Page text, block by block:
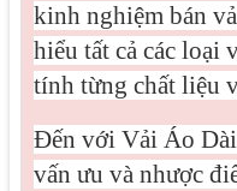
kinh nghiệm bán
hiểu tất cả các loại
tính từng chất liệu
Đến với Vải Áo
vấn ưu và nhược